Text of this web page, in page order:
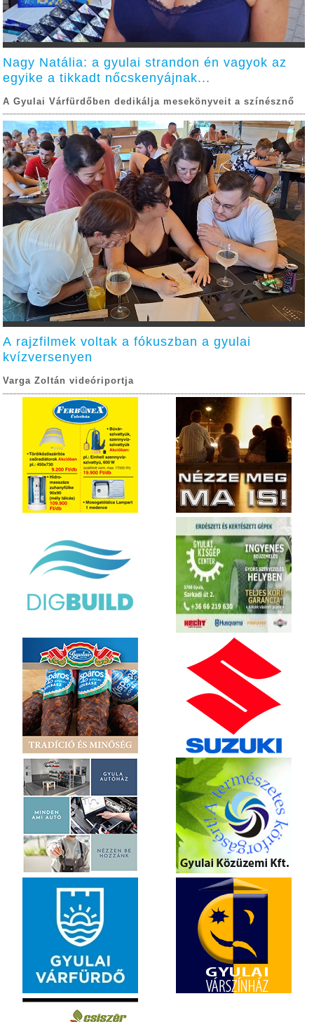
Nagy Natália: a gyulai strandon én vagyok az
egyike a tikkadt nőcskenyájnak...
A Gyulai Várfürdőben dedikálja mesekönyveit a színésznő
A rajzfilmek voltak a fókuszban a gyulai
kvízversenyen
Varga Zoltán videóriportja